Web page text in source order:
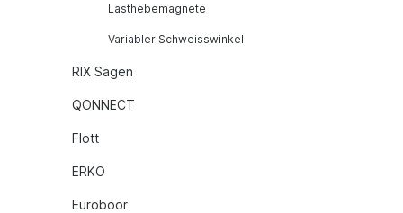
Lasthebemagnete
Variabler Schweisswinkel
RIX Sägen
QONNECT
Flott
ERKO
Euroboor